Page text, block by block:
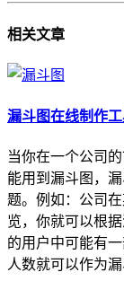
相关文章
漏斗图在线制作
当你在一个公司
能用到漏斗图，
题。例如：公司
览，你就可以根
的用户中可能有
人数就可以作为